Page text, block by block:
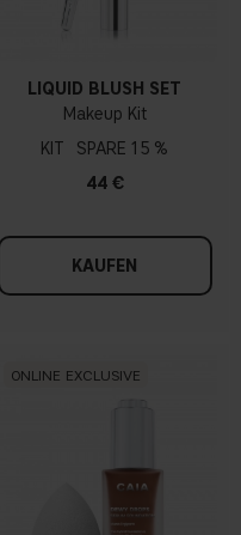
LIQUID BLUSH SET
Makeup Kit
KIT
15 %
44 €
KAUFEN
ONLINE EXCLUSIVE